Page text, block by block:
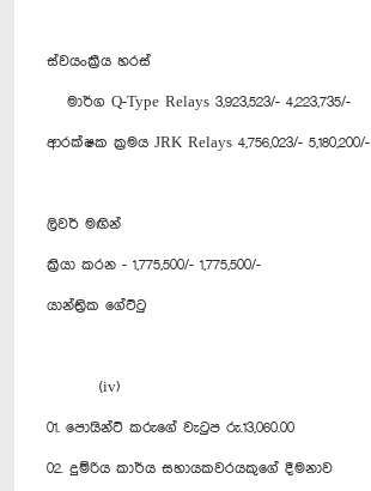
ස්වයංක්‍රීය හරස්
මාර්ග Q-Type Relays 3,923,523/- 4,223,735/-
ආරක්ෂක ක්‍රමය JRK Relays 4,756,023/- 5,180,200/-
ලිවර් මඟින්
ක්‍රියා කරන - 1,775,500/- 1,775,500/-
යාන්ත්‍රික ගේට්ටු
(iv)
01. ‍‍පොයින්ට් කරුගේ වැටුප රු.13,060.00
02. දුම්රිය කාර්ය සහායකවරයකුගේ දීමනාව